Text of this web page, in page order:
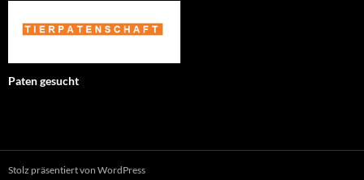
Paten gesucht
Stolz präsentiert von WordPress